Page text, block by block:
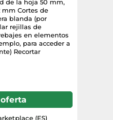
de la hoja 50 mm,
mm Cortes de
blanda (por
rejillas de
en elementos
para acceder a
Recortar
(por ejemplo,
las máquinas
12V-28 Professional
CES), StarlockPlus
40-30 GOP 18V-28
CES Adecuado para
Fein AFMT
(ES)